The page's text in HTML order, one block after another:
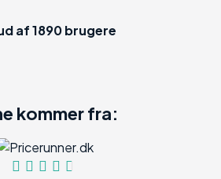
af1890brugere
kommer fra: